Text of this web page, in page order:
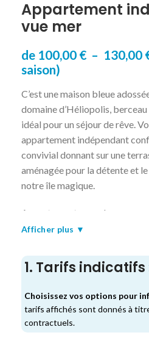
Appartement
vue mer
de 100,00 € – 130,00
saison)
C’est une maison bleue
domaine d’Héliopolis,
idéal pour un séjour de rêve.
appartement indépendant
convivial donnant sur une
aménagée pour la détente et
notre île magique.
Appartement pour deux
comprenant deux pièces tout
d’un séjour, une chambre
équipée, une salle d’eau avec
Il donne de plein pied sur sa
avec vue panoramique. Pour
longues, douche extérieure,
Afficher plus ▼
1. Tarifs indicatifs
Choisissez vos options pour
tarifs affichés sont donnés à
contractuels.